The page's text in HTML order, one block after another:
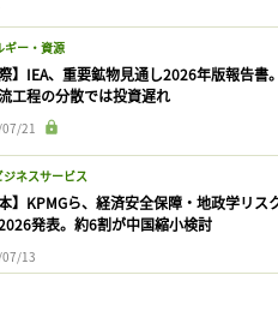
ギー・資源
際】IEA、重要鉱物見通し2026年版報告書
工程の分散では投資遅れ
21
ジネスサービス
本】KPMGら、経済安全保障・地政学リス
発表。約6割が中国縮小検討
13